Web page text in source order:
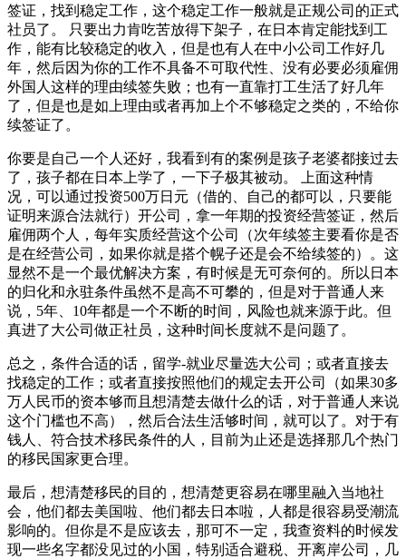
签证，找到稳定工作，这个稳定工作一般就是正规公司的正式
社员了。 只要出力肯吃苦放得下架子，在日本肯定能找到工
作，能有比较稳定的收入，但是也有人在中小公司工作好几
年，然后因为你的工作不具备不可取代性、没有必要必须雇佣
外国人这样的理由续签失败；也有一直靠打工生活了好几年
了，但是也是如上理由或者再加上个不够稳定之类的，不给你
续签证了。
你要是自己一个人还好，我看到有的案例是孩子老婆都接过去
了，孩子都在日本上学了，一下子极其被动。 上面这种情
况，可以通过投资500万日元（借的、自己的都可以，只要能
证明来源合法就行）开公司，拿一年期的投资经营签证，然后
雇佣两个人，每年实质经营这个公司（次年续签主要看你是否
是在经营公司，如果你就是搭个幌子还是会不给续签的）。这
显然不是一个最优解决方案，有时候是无可奈何的。所以日本
的归化和永驻条件虽然不是高不可攀的，但是对于普通人来
说，5年、10年都是一个不断的时间，风险也就来源于此。但
真进了大公司做正社员，这种时间长度就不是问题了。
总之，条件合适的话，留学-就业尽量选大公司；或者直接去
找稳定的工作；或者直接按照他们的规定去开公司（如果30多
万人民币的资本够而且想清楚去做什么的话，对于普通人来说
这个门槛也不高），然后合法生活够时间，就可以了。对于有
钱人、符合技术移民条件的人，目前为止还是选择那几个热门
的移民国家更合理。
最后，想清楚移民的目的，想清楚更容易在哪里融入当地社
会，他们都去美国啦、他们都去日本啦，人都是很容易受潮流
影响的。但你是不是应该去，那可不一定，我查资料的时候发
现一些名字都没见过的小国，特别适合避税、开离岸公司，几